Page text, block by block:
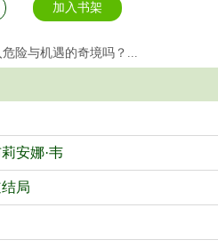
加入书架
险与机遇的奇境吗？...
安娜·韦
局